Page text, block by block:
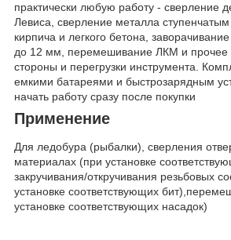
практически любую работу - сверление
Левиса, сверление металла
кирпича и легкого бетона,
до 12 мм, перемешивание ЛКМ и прочее
стороны и перегрузки инструмента.
емкими батареями и быстрозарядным
начать работу сразу после покупки
Применение
Для ледобура (рыбалки), сверления
материалах (при установке
закручивания/откручивания резьбовых
установке соответствующих
установке соответствующих насадок)